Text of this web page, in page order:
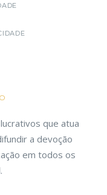
que atua
a devoção
em todos os